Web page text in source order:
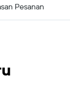
Pesanan